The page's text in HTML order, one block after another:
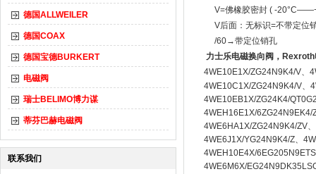
德国ALLWEILER
德国COAX
德国宝德BURKERT
电磁阀
瑞士BELIMO博力谋
蒂芬巴赫电磁阀
联系我们
V=佛橡胶密封 ( -
V后面：无标识=不带定位
/60→带定位销孔
力士乐电磁换向阀，Rexroth
4WE10E1X/ZG24N9K4/V、
4WE10C1X/ZG24N9K4/V、
4WE10EB1X/ZG24K4/
4WEH16E1X/
4WE6HA1X/ZG24N9K4/ZV
4WE6J1X/YG24N9K4/Z、
4WEH10E4X/
4WE6M6X/